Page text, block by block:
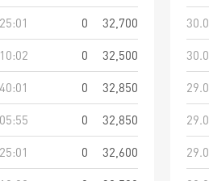
0
32,700
0
32,500
0
32,850
0
32,850
0
32,600